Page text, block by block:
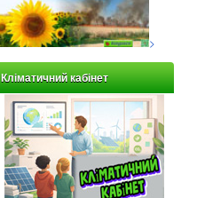
>
Кліматичний кабінет